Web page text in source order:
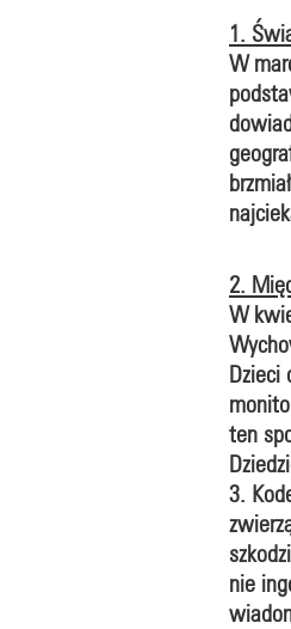
1.
W
2.
W
Dzieci
ten
3.
nie